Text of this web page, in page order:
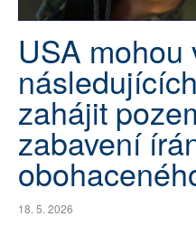
PŘÍSPĚVKY NA PROVOZ
SOCIÁLNÍ SÍTĚ
RUBRIKY
PLNÁ VERZE STRÁNEK
USA mohou
zahájit
zabavení
18. 5. 2026